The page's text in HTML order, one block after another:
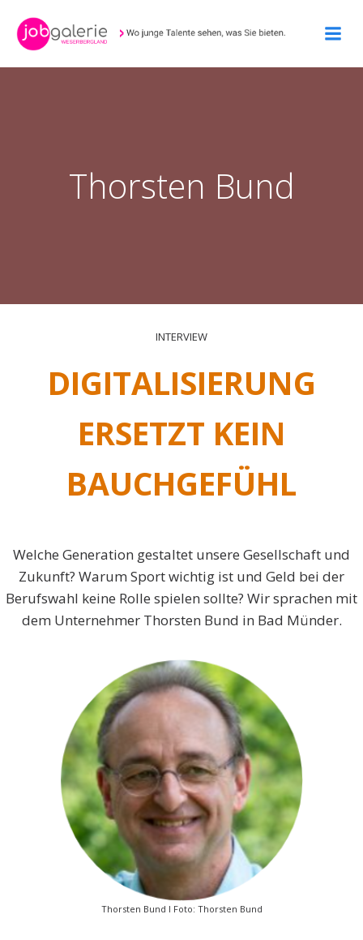
Inhalt
Thorsten Bund
INTERVIEW
DIGITALISIERUNG
ERSETZT KEIN
BAUCHGEFÜHL
Welche Generation gestaltet unsere Gesellschaft und
Zukunft? Warum Sport wichtig ist und Geld bei der
Berufswahl keine Rolle spielen sollte? Wir sprachen mit
dem Unternehmer Thorsten Bund in Bad Münder.
Thorsten Bund I Foto: Thorsten Bund